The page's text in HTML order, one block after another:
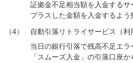
証拠金不足相当額を入金する
プラスした金額を入金するよう
（4）
自動引落リトライサービス（利
当日の銀行引落で残高不足エ
「スムーズ入金」の引落口座